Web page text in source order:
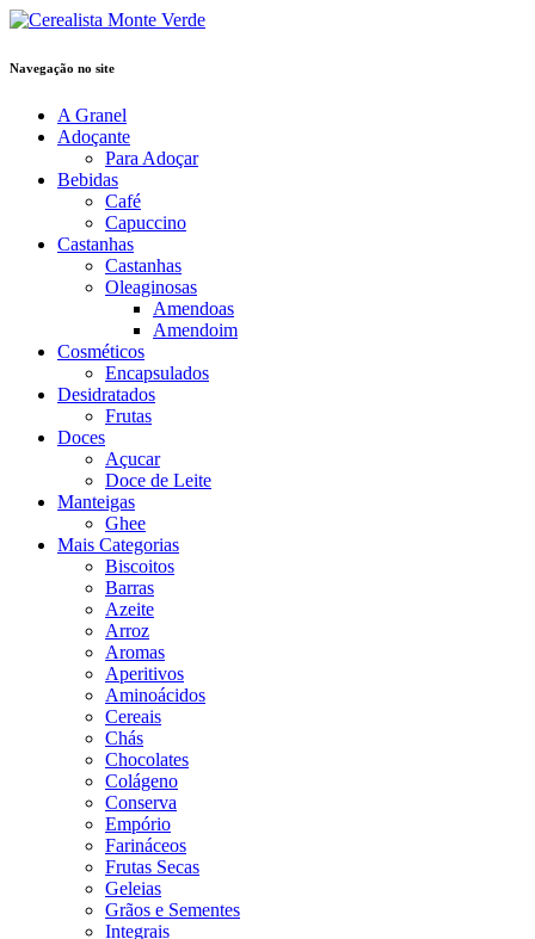
Navegação no site
A Granel
Adoçante
Para Adoçar
Bebidas
Café
Capuccino
Castanhas
Castanhas
Oleaginosas
Amendoas
Amendoim
Cosméticos
Encapsulados
Desidratados
Frutas
Doces
Açucar
Doce de Leite
Manteigas
Ghee
Mais Categorias
Biscoitos
Barras
Azeite
Arroz
Aromas
Aperitivos
Aminoácidos
Cereais
Chás
Chocolates
Colágeno
Conserva
Empório
Farináceos
Frutas Secas
Geleias
Grãos e Sementes
Integrais